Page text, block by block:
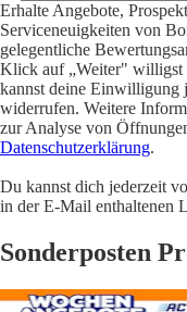
Erhalte Angebote,
Serviceneuigkeiten von
gelegentliche
Klick auf „Weiter" willigst
kannst deine Einwilligung
widerrufen. Weitere
zur Analyse von
Datenschutzerklärung.
Du kannst dich jederzeit
in der E-Mail enthaltenen
Sonderposten